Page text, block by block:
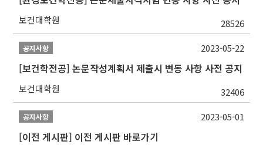
보건대학원 28526
공지사항
[보건학전공] 논문작성계획서 제출시 변동 사항 사전 공지
보건대학원 32406
2023-05-22
공지사항
[이전 게시판] 이전 게시판 바로가기
2023-05-01